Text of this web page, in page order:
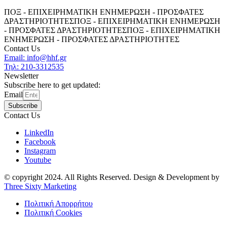
ΠΟΞ - ΕΠΙΧΕΙΡΗΜΑΤΙΚΗ ΕΝΗΜΕΡΩΣΗ - ΠΡΟΣΦΑΤΕΣ
ΔΡΑΣΤΗΡΙΟΤΗΤΕΣΠΟΞ - ΕΠΙΧΕΙΡΗΜΑΤΙΚΗ ΕΝΗΜΕΡΩΣΗ
- ΠΡΟΣΦΑΤΕΣ ΔΡΑΣΤΗΡΙΟΤΗΤΕΣΠΟΞ - ΕΠΙΧΕΙΡΗΜΑΤΙΚΗ
ΕΝΗΜΕΡΩΣΗ - ΠΡΟΣΦΑΤΕΣ ΔΡΑΣΤΗΡΙΟΤΗΤΕΣ
Contact Us
Email: info@hhf.gr
Τηλ: 210-3312535
Newsletter
Subscribe here to get updated:
Email
Subscribe
Contact Us
LinkedIn
Facebook
Instagram
Youtube
© copyright 2024. All Rights Reserved. Design & Development by
Three Sixty Marketing
Πολιτική Απορρήτου
Πολιτική Cookies